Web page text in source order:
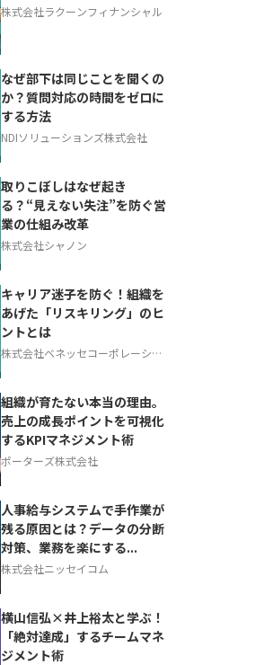
株式会社ラクーンフィナンシャル
なぜ部下は同じことを聞くの
か？質問対応の時間をゼロに
する方法
NDIソリューションズ株式会社
取りこぼしはなぜ起き
る？“見えない失注”を防ぐ営
業の仕組み改革
株式会社シャノン
キャリア迷子を防ぐ！組織を
あげた「リスキリング」のヒ
ントとは
株式会社ベネッセコーポレーショ
組織が育たない本当の理由。
売上の成長ポイントを可視化
するKPIマネジメント術
ポーターズ株式会社
人事給与システムで手作業が
残る原因とは？データの分断
対策、業務を楽にする...
株式会社ニッセイコム
横山信弘×井上裕太と学ぶ！
「絶対達成」するチームマネ
ジメント術